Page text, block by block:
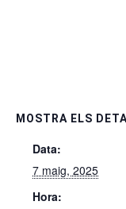
MOSTRA ELS
Data:
7 maig, 2025
Hora: